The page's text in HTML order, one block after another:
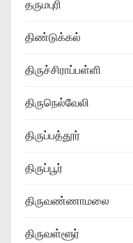
தருமபுரி
திண்டுக்கல்
திருச்சிராப்பள்ளி
திருநெல்வேலி
திருப்பத்தூர்
திருப்பூர்
திருவண்ணாமலை
திருவள்ளூர்